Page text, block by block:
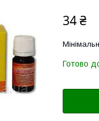
34 ₴
Готово